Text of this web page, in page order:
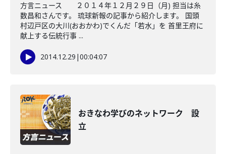
方言ニュース ２０１４年１２月２９日（月) 担当は糸
数昌和さんです。 琉球新報の記事から紹介します。 国頭
村辺戸区の大川(おおかわ)でくんだ「若水」を 首里王府に
献上する伝統行事 ...
2014.12.29 |00:04:07
おきなわ学びのネットワーク 設
立